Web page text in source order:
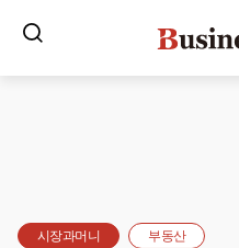
시장과머니 부동산